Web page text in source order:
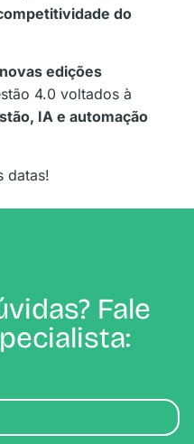
do
novas edições
4.0 voltados à
IA e automação
datas!
Fale